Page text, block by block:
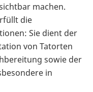
machen.
die
Sie dient der
von Tatorten
sowie der
in